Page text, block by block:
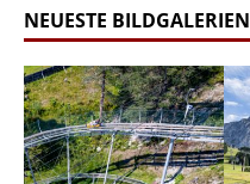
NEUESTE BILDGALERIEN